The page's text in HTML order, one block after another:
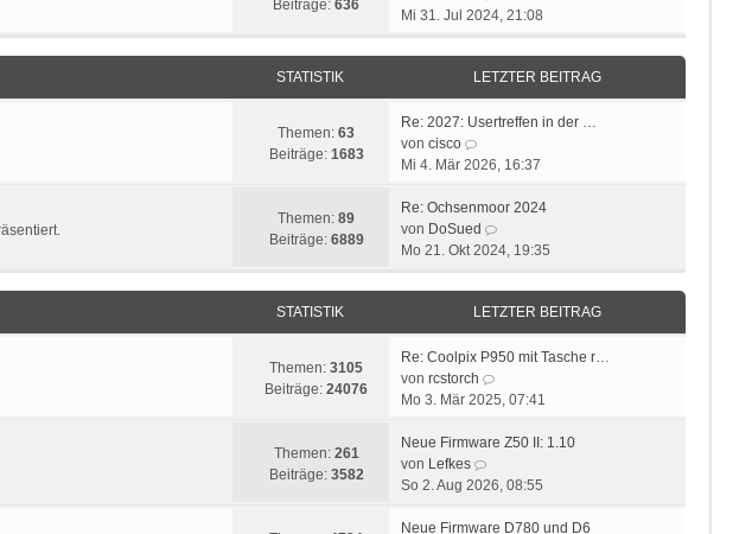
Beiträge:636
e
u
e
s
t
e
B
i
r
a
g
Mi 31. Jul 2024, 21:08
STATISTIK LETZTER BEITRAG
Themen:63
Beiträge: 1683
Re: 2027: Usertreffen in der …
von cisco
e
e
s
t
e
r
B
e
i
r
g
Mi 4. Mär 2026, 16:37
Themen:89
Beiträge: 6889
Re: Ochsenmoor 2024
von DoSued
e
u
e
s
t
e
B
i
g
Mo 21. Okt 2024, 19:35
STATISTIK LETZTER BEITRAG
Themen:3105
Beiträge:24076
Re: Coolpix P950 mit Tasche r…
von rcstorch
e
e
t
r
Mo 3. Mär 2025, 07:41
Themen: 261
Beiträge: 3582
Neue Firmware Z50 II: 1.10
von Lefkes
e
e
So 2. Aug 2026, 08:55
Neue Firmware D780 und D6